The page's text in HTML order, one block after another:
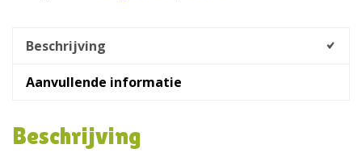
Beschrijving
Aanvullende informatie
Beschrijving